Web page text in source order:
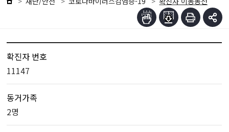
확진자 번호
11147
동거가족
2명